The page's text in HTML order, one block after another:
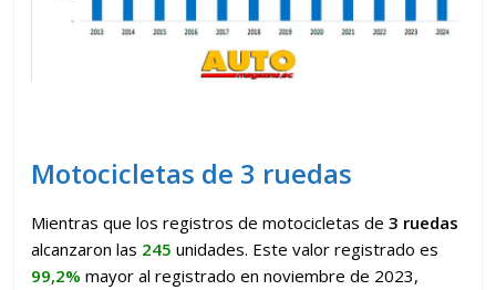
Motocicletas de 3 ruedas
Mientras que los registros de motocicletas de3 ruedas
alcanzaron las 245unidades. Este valor registrado es
99,2% mayor al registrado en noviembre de 2023,